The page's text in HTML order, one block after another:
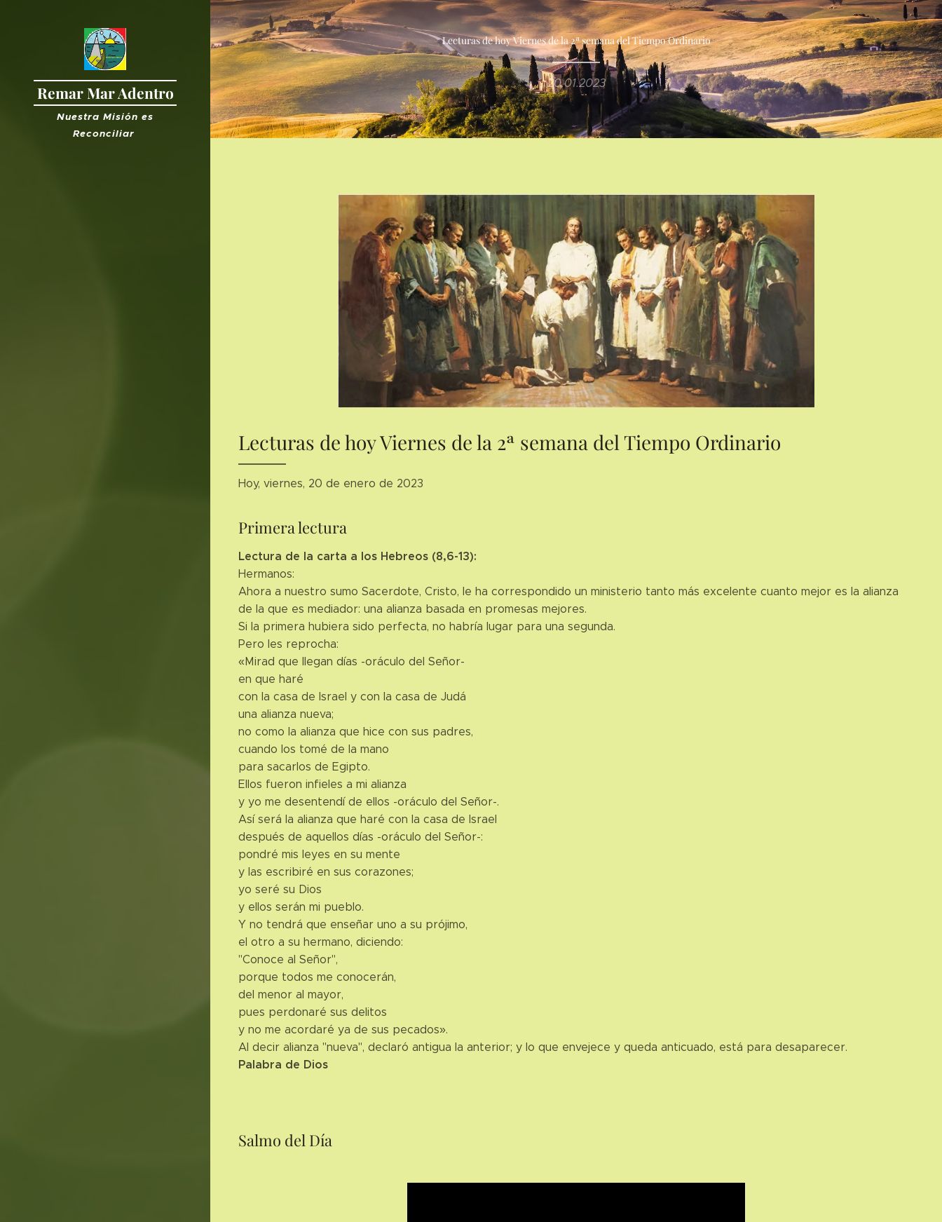
Remar Mar Adentro
Nuestra Misión es
Reconciliar
Lecturas de hoy Viernes de la 2ª semana del Tiempo Ordinario
20.01.2023
Lecturas de hoy Viernes de la 2ª semana del Tiempo Ordinario
Hoy, viernes, 20 de enero de 2023
Primera lectura
Lectura de la carta a los Hebreos (8,6-13):
Hermanos:
Ahora a nuestro sumo Sacerdote, Cristo, le ha correspondido un ministerio tanto más excelente cuanto mejor es la alianza
de la que es mediador: una alianza basada en promesas mejores.
Si la primera hubiera sido perfecta, no habría lugar para una segunda.
Pero les reprocha:
«Mirad que llegan días -oráculo del Señor-
en que haré
con la casa de Israel y con la casa de Judá
una alianza nueva;
no como la alianza que hice con sus padres,
cuando los tomé de la mano
para sacarlos de Egipto.
Ellos fueron infieles a mi alianza
y yo me desentendí de ellos -oráculo del Señor-.
Así será la alianza que haré con la casa de Israel
después de aquellos días -oráculo del Señor-:
pondré mis leyes en su mente
y las escribiré en sus corazones;
yo seré su Dios
y ellos serán mi pueblo.
Y no tendrá que enseñar uno a su prójimo,
el otro a su hermano, diciendo:
"Conoce al Señor",
porque todos me conocerán,
del menor al mayor,
pues perdonaré sus delitos
y no me acordaré ya de sus pecados».
Al decir alianza "nueva", declaró antigua la anterior; y lo que envejece y queda anticuado, está para desaparecer.
Palabra de Dios
Salmo del Día